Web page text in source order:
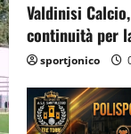
Valdinisi
continuità per
sportjonico